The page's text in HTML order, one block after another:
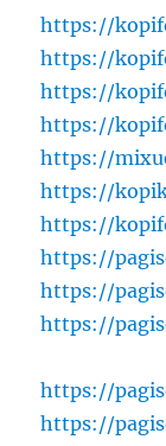
https://
https://
https://
https://
https://
https://
https://
https://
https://
https://
https://
https://